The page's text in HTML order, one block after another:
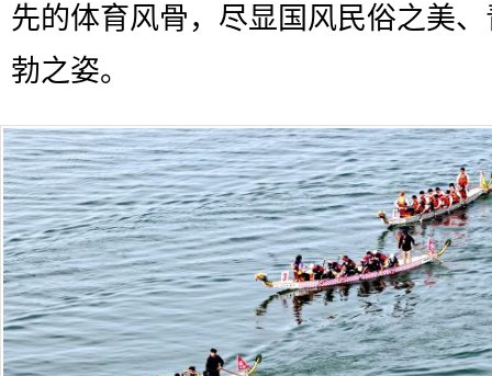
先的体育风骨，尽显国风民俗之美
勃之姿。